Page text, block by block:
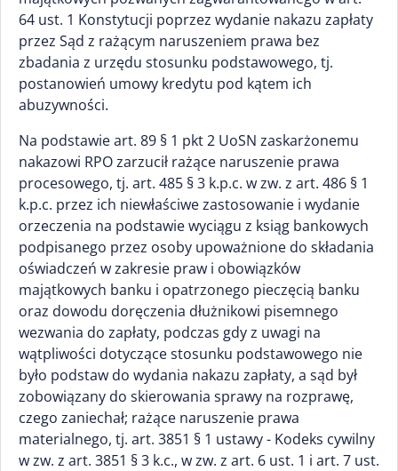
64 ust. 1 Konstytucji poprzez wydanie nakazu zapłaty
przez Sąd z rażącym naruszeniem prawa bez
zbadania z urzędu stosunku podstawowego, tj.
postanowień umowy kredytu pod kątem ich
abuzywności.
Na podstawie art. 89 § 1 pkt 2 UoSN zaskarżonemu
nakazowi RPO zarzucił rażące naruszenie prawa
procesowego, tj. art. 485 § 3 k.p.c. w zw. z art. 486 § 1
k.p.c. przez ich niewłaściwe zastosowanie i wydanie
orzeczenia na podstawie wyciągu z ksiąg bankowych
podpisanego przez osoby upoważnione do składania
oświadczeń w zakresie praw i obowiązków
majątkowych banku i opatrzonego pieczęcią banku
oraz dowodu doręczenia dłużnikowi pisemnego
wezwania do zapłaty, podczas gdy z uwagi na
wątpliwości dotyczące stosunku podstawowego nie
było podstaw do wydania nakazu zapłaty, a sąd był
zobowiązany do skierowania sprawy na rozprawę,
czego zaniechał; rażące naruszenie prawa
materialnego, tj. art. 3851 § 1 ustawy - Kodeks cywilny
w zw. z art. 3851 § 3 k.c., w zw. z art. 6 ust. 1 i art. 7 ust.